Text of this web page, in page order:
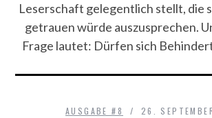
Leserschaft gelegentlich stellt, die
getrauen würde auszusprechen.
Frage lautet: Dürfen sich
AUSGABE #8 26.